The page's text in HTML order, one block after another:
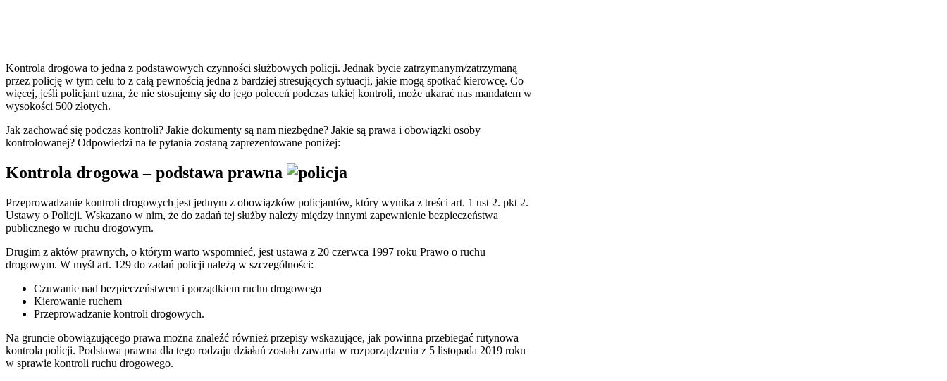
Kontrola drogowa to jedna z podstawowych czynności służbowych policji. Jednak bycie zatrzymanym/zatrzymaną
przez policję w tym celu to z całą pewnością jedna z bardziej stresujących sytuacji, jakie mogą spotkać kierowcę. Co
więcej, jeśli policjant uzna, że nie stosujemy się do jego poleceń podczas takiej kontroli, może ukarać nas mandatem w
wysokości 500 złotych.
Jak zachować się podczas kontroli? Jakie dokumenty są nam niezbędne? Jakie są prawa i obowiązki osoby
kontrolowanej? Odpowiedzi na te pytania zostaną zaprezentowane poniżej:
Kontrola drogowa – podstawa prawna
Przeprowadzanie kontroli drogowych jest jednym z obowiązków policjantów, który wynika z treści art. 1 ust 2. pkt 2.
Ustawy o Policji. Wskazano w nim, że do zadań tej służby należy między innymi zapewnienie bezpieczeństwa
publicznego w ruchu drogowym.
Drugim z aktów prawnych, o którym warto wspomnieć, jest ustawa z 20 czerwca 1997 roku Prawo o ruchu
drogowym. W myśl art. 129 do zadań policji należą w szczególności:
Czuwanie nad bezpieczeństwem i porządkiem ruchu drogowego
Kierowanie ruchem
Przeprowadzanie kontroli drogowych.
Na gruncie obowiązującego prawa można znaleźć również przepisy wskazujące, jak powinna przebiegać rutynowa
kontrola policji. Podstawa prawna dla tego rodzaju działań została zawarta w rozporządzeniu z 5 listopada 2019 roku
w sprawie kontroli ruchu drogowego.